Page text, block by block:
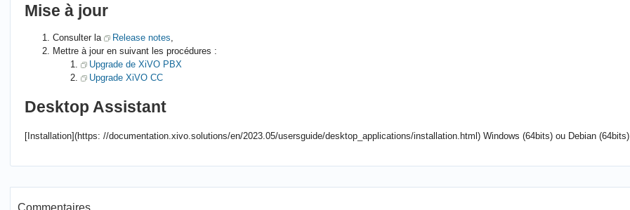
Mise à jour
Consulter la Release notes
Mettre à jour en suivant les procédures :
Upgrade de XiVO PBX
Upgrade XiVO CC
Desktop Assistant
[Installation](https: //documentation.xivo.solutions/en/2023.05/usersguide/desktop_applications/installation.html) Windows (64bits) ou Debian (64bits)
Commentaires